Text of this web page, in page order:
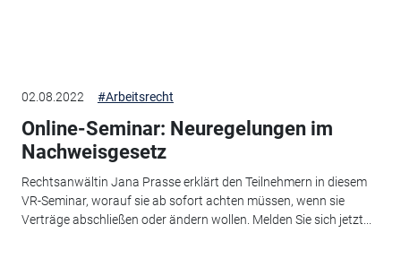
02.08.2022 #Arbeitsrecht
Online-Seminar: Neuregelungen im
Nachweisgesetz
Rechtsanwältin Jana Prasse erklärt den Teilnehmern in diesem
VR-Seminar, worauf sie ab sofort achten müssen, wenn sie
Verträge abschließen oder ändern wollen. Melden Sie sich jetzt...